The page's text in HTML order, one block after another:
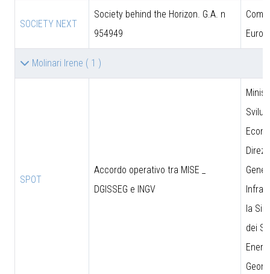
SOCIETY NEXT
Society behind the Horizon. G.A. n
954949
Molinari Irene ( 1 )
SPOT
Accordo operativo tra MISE _
DGISSEG e INGV
la
dei